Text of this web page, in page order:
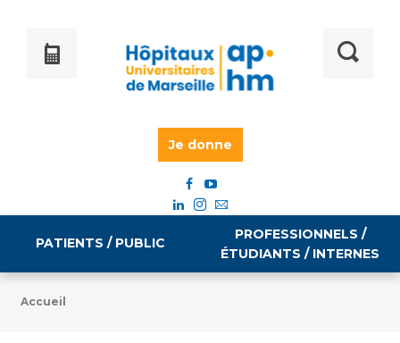
Je donne
PATIENTS / PUBLIC
PROFESSIONNELS /
ÉTUDIANTS / INTERNES
Accueil